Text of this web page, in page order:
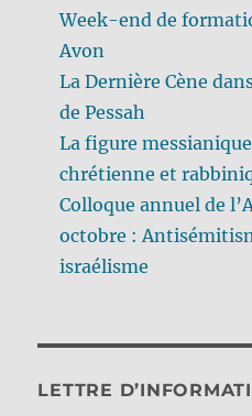
Week-end de
Avon
La Dernière Cène
de Pessah
La figure
chrétienne et
Colloque annuel de
octobre :
israélisme
LETTRE